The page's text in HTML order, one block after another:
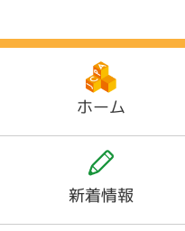
ホーム
新着情報